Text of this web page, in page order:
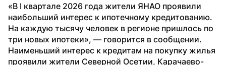
«В I квартале 2026 года жители ЯНАО проявили
наибольший интерес к ипотечному кредитованию.
На каждую тысячу человек в регионе пришлось по
три новых ипотеки», — говорится в сообщении.
Наименьший интерес к кредитам на покупку жилья
проявили жители Северной Осетии, Карачаево-